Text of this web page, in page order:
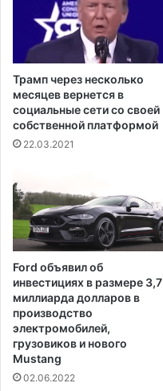
д
е
к
р
е
л
е
н
и
е
й
с
в
я
о
д
и
т
е
Трамп через несколько
месяцев вернется в
социальные сети со своей
собственной платформой
22.03.2021
Ford объявил об
инвестициях в размере 3,7
миллиарда долларов в
производство
электромобилей,
грузовиков и нового
Mustang
02.06.2022